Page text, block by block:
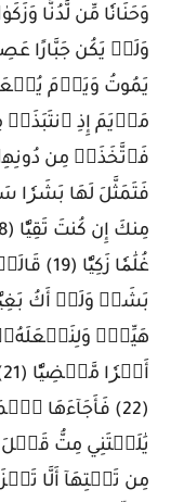
فَٱتَّخَذَتۡ مِن
غُلَٰمٗا
هَيِّنٞۖ وَلِنَجۡعَلَهُۥٓ
(22) فَأَجَآءَهَا